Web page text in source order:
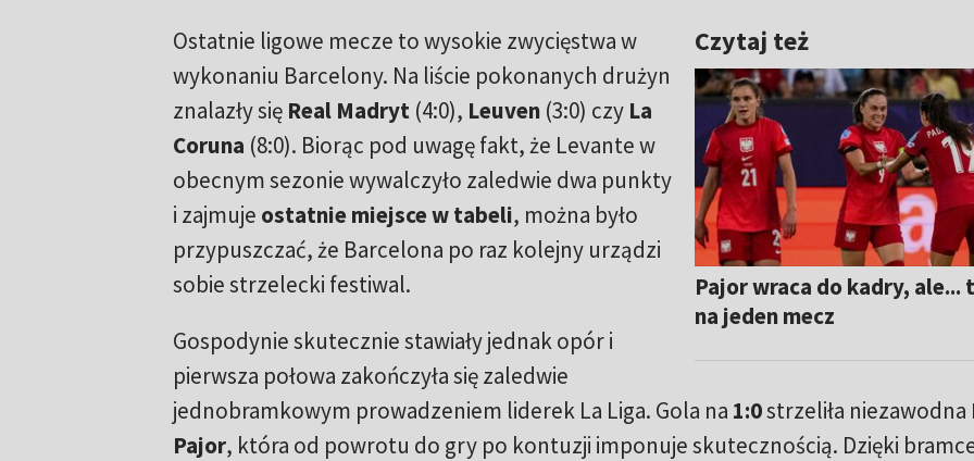
Czytaj też
Pajor wraca do kadry, ale...
na jeden mecz
Ostatnie ligowe mecze to wysokie zwycięstwa w
wykonaniu Barcelony. Na liście pokonanych drużyn
znalazły się Real Madryt(4:0), Leuven (3:0) czyLa
Coruna (8:0). Biorąc pod uwagę fakt, że Levante w
obecnym sezonie wywalczyło zaledwie dwa punkty
i zajmuje ostatnie miejsce w tabeli, można było
przypuszczać, że Barcelona po raz kolejny urządzi
sobie strzelecki festiwal.
Gospodynie skutecznie stawiały jednak opór i
pierwsza połowa zakończyła się zaledwie
jednobramkowym prowadzeniem liderek La Liga. Gola na 1:0strzeliła niezawodna
Pajor, która od powrotu do gry po kontuzji imponuje skutecznością. Dzięki